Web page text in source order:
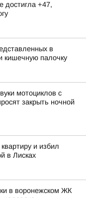
достигла +47,
в
кишечную палочку
мотоциклов с
закрыть ночной
и избил
в Лисках
в воронежском ЖК